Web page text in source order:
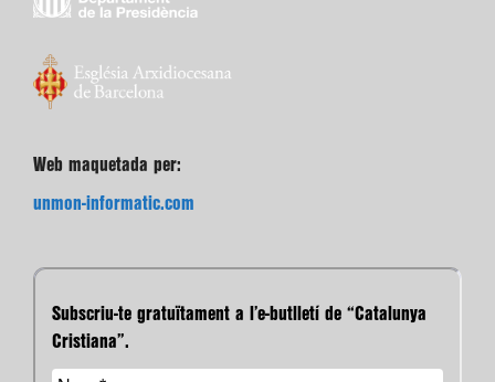
Web maquetada per:
unmon-informatic.com
Subscriu-te gratuïtament a l’e-butlletí de “Catalunya
Cristiana”.